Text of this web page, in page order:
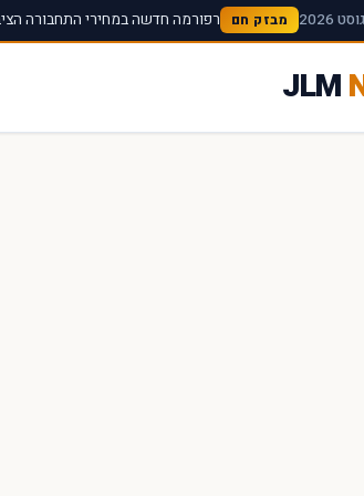
מבזק חם רפורמה חדשה במחירי התחבורה
JLM